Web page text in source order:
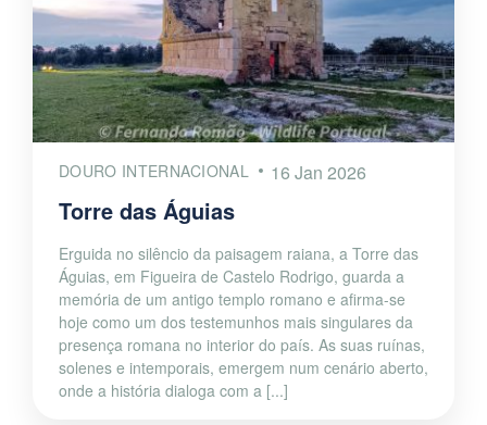
DOURO INTERNACIONAL 16 Jan 2026
Torre das Águias
Erguida no silêncio da paisagem raiana, a Torre das
Águias, em Figueira de Castelo Rodrigo, guarda a
memória de um antigo templo romano e afirma-se
hoje como um dos testemunhos mais singulares da
presença romana no interior do país. As suas ruínas,
solenes e intemporais, emergem num cenário aberto,
onde a história dialoga com a [...]